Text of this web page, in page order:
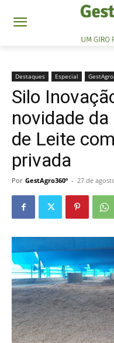
Destaques Especial
Silo
novidade
de Leite
privada
Por GestAgro360º - 27 de